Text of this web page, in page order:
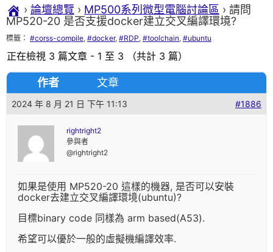
› 論壇總覽 › MP500系列微型電腦討論區 › 請問
MP520-20 是否支援docker建立交叉編譯環境?
標籤： #corss-compile, #docker, #RDP, #toolchain, #ubuntu
正在檢視 3 篇文章 - 1 至 3 （共計 3 篇）
作者 文章
2024 年 8 月 21 日 下午 11:13 #1886
rightright2
參與者
@rightright2
如果是使用 MP520-20 這樣的機器, 是否可以安裝
docker去建立交叉編譯環境(ubuntu)?
目標binary code 同樣為 arm based(A53).
希望可以優於一般的虛擬機編譯效率.